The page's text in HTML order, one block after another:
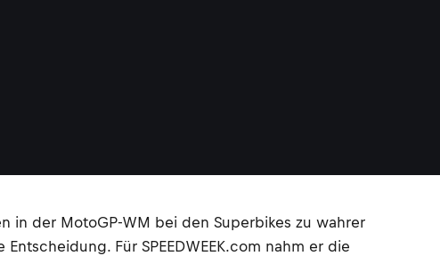
in der MotoGP-WM bei den Superbikes zu wahrer
Für SPEEDWEEK.com nahm er die